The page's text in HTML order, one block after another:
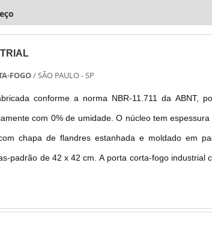
FOGO/ SÃO PAULO - SP
conforme a norma NBR-11.711 da ABNT,
com 0% de umidade. O núcleo tem espessura
chapa de flandres estanhada e moldado em
padrão de 42 x 42 cm. A porta corta-fogo industrial
de conformidade ABNT, trilho de correr para a